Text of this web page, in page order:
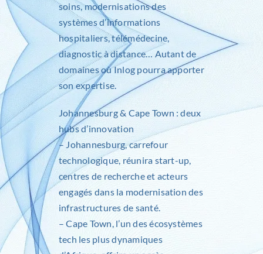
soins, modernisations des
systèmes d’informations
hospitaliers, télémédecine,
diagnostic à distance… Autant de
domaines où Inlog pourra apporter
son expertise.
Johannesburg & Cape Town : deux
hubs d’innovation
– Johannesburg, carrefour
technologique, réunira start-up,
centres de recherche et acteurs
engagés dans la modernisation des
infrastructures de santé.
– Cape Town, l’un des écosystèmes
tech les plus dynamiques